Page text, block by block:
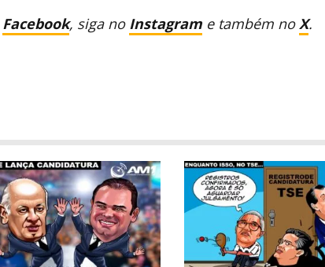
Facebook, siga no Instagram e também no X.